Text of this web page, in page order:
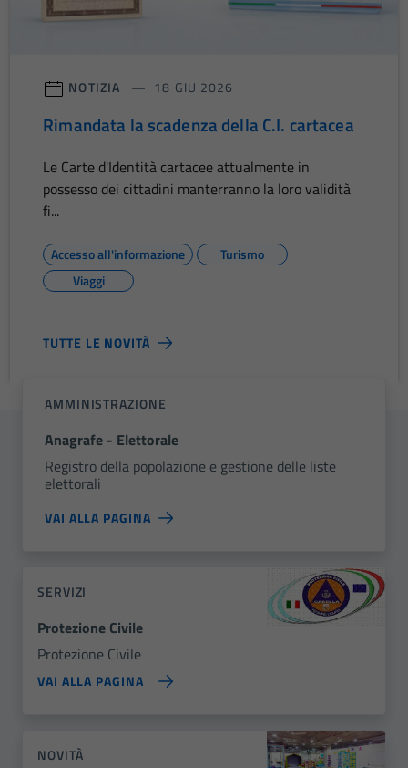
NOTIZIA 18 GIU 2026
Rimandata la scadenza della C.I. cartacea
Le Carte d'Identità cartacee attualmente in
possesso dei cittadini manterranno la loro validità
fi...
Accesso all'informazione
Turismo
Viaggi
TUTTE LE NOVITÀ
AMMINISTRAZIONE
Anagrafe - Elettorale
Registro della popolazione e gestione delle liste
elettorali
VAI ALLA PAGINA
SERVIZI
Protezione Civile
Protezione Civile
VAI ALLA PAGINA
NOVITÀ